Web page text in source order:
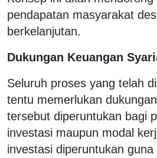
pendapatan masyarakat
berkelanjutan.
Dukungan Keuangan
Seluruh proses yang telah
tentu memerlukan
tersebut diperuntukan bagi
investasi maupun modal
investasi diperuntukan